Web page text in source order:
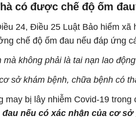
có được chế độ ốm
24, Điều 25 Luật Bảo hiểm
chế độ ốm đau nếu đáp ứng
mà không phải là tai nạn lao
sở khám bệnh, chữa bệnh có
may bị lây nhiễm Covid-19
nếu có xác nhận của cơ sở